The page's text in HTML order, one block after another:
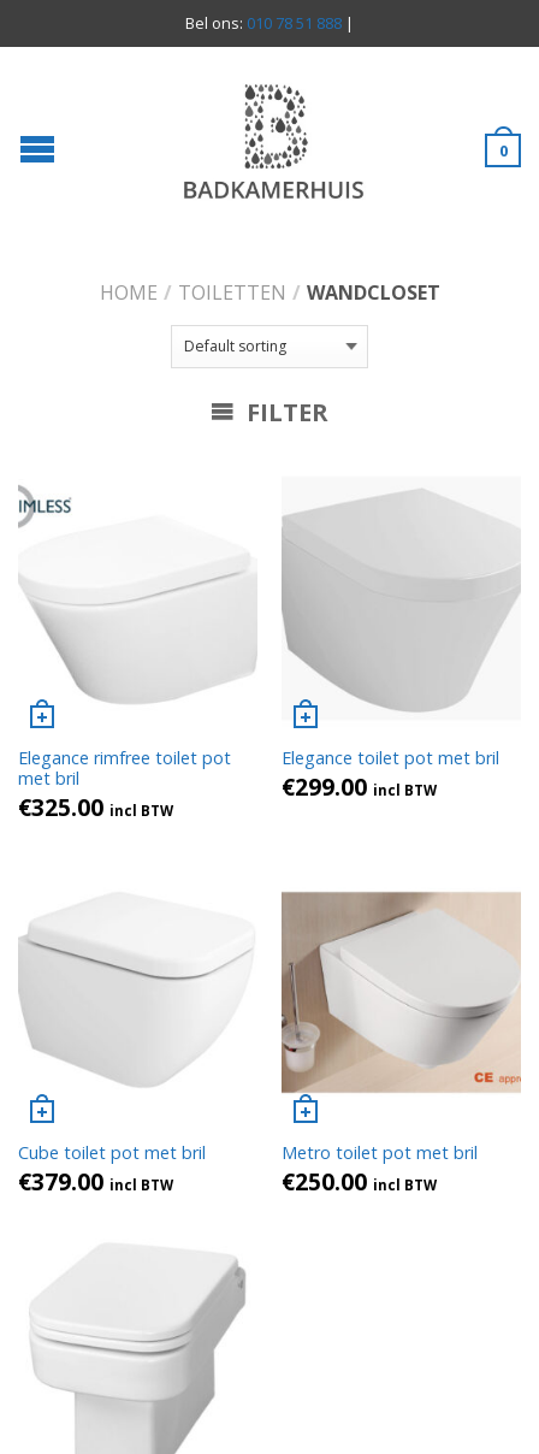
Bel ons: 010 78 51 888 |
0
HOME / TOILETTEN / WANDCLOSET
FILTER
Elegance rimfree toilet pot
met bril
€325.00 incl BTW
Elegance toilet pot met bril
€299.00 incl BTW
Cube toilet pot met bril
€379.00 incl BTW
Metro toilet pot met bril
€250.00 incl BTW